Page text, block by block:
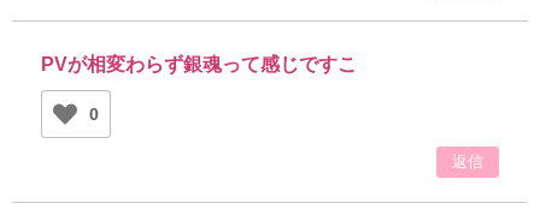
PVが相変わらず銀魂って感じですこ
0
返信